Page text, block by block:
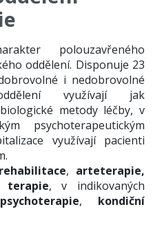
polouzavřeného
oddělení. Disponuje 23
i nedobrovolné
využívají jak
metody léčby, v
psychoterapeutickým
využívají pacienti
, arteterapie,
terapie, v indikovaných
, kondiční